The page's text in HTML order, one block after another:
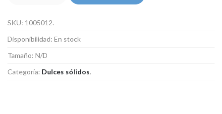
SKU: 1005012.
Disponibilidad: En stock
Tamaño: N/D
Categoría: Dulces sólidos.